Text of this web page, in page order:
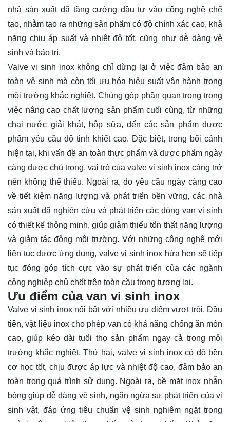
nhà sản xuất đã tăng cường đầu tư vào công nghệ chế
tạo, nhằm tạo ra những sản phẩm có độ chính xác cao, khả
năng chịu áp suất và nhiệt độ tốt, cũng như dễ dàng vệ
sinh và bảo trì.
Valve vi sinh inox không chỉ dừng lại ở việc đảm bảo an
toàn vệ sinh mà còn tối ưu hóa hiệu suất vận hành trong
môi trường khắc nghiệt. Chúng góp phần quan trọng trong
việc nâng cao chất lượng sản phẩm cuối cùng, từ những
chai nước giải khát, hộp sữa, đến các sản phẩm dược
phẩm yêu cầu độ tinh khiết cao. Đặc biệt, trong bối cảnh
hiện tại, khi vấn đề an toàn thực phẩm và dược phẩm ngày
càng được chú trọng, vai trò của valve vi sinh inox càng trở
nên không thể thiếu. Ngoài ra, do yêu cầu ngày càng cao
về tiết kiệm năng lượng và phát triển bền vững, các nhà
sản xuất đã nghiên cứu và phát triển các dòng van vi sinh
có thiết kế thông minh, giúp giảm thiểu tổn thất năng lượng
và giảm tác động môi trường. Với những công nghệ mới
liên tục được ứng dụng, valve vi sinh inox hứa hẹn sẽ tiếp
tục đóng góp tích cực vào sự phát triển của các ngành
công nghiệp chủ chốt trên toàn cầu trong tương lai.
Ưu điểm của van vi sinh inox
Valve vi sinh inox nổi bật với nhiều ưu điểm vượt trội. Đầu
tiên, vật liệu inox cho phép van có khả năng chống ăn mòn
cao, giúp kéo dài tuổi thọ sản phẩm ngay cả trong môi
trường khắc nghiệt. Thứ hai, valve vi sinh inox có độ bền
cơ học tốt, chịu được áp lực và nhiệt độ cao, đảm bảo an
toàn trong quá trình sử dụng. Ngoài ra, bề mặt inox nhẵn
bóng giúp dễ dàng vệ sinh, ngăn ngừa sự phát triển của vi
sinh vật, đáp ứng tiêu chuẩn vệ sinh nghiêm ngặt trong